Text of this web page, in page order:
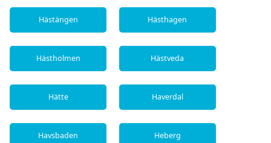
Hästängen Hästhagen
Hästholmen Hästveda
Hätte Haverdal
Havsbaden Heberg